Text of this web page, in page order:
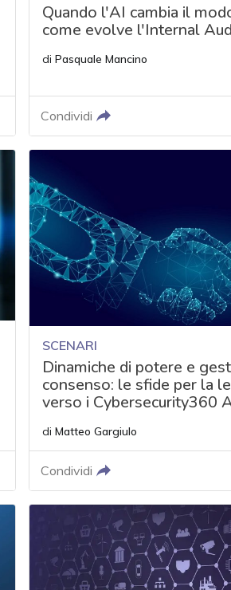
Quando l'AI cambia il
come evolve l'Internal
di Pasquale Mancino
Condividi
SCENARI
Dinamiche di potere e
consenso: le sfide per la
verso i Cybersecurity360
di Matteo Gargiulo
Condividi